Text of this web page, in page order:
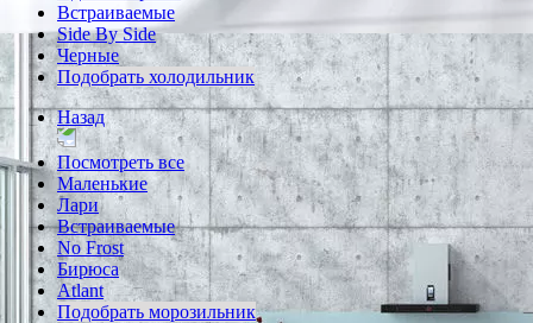
Встраиваемые
Side By Side
Черные
Подобрать холодильник
Назад
Посмотреть все
Маленькие
Лари
Встраиваемые
No Frost
Бирюса
Atlant
Подобрать морозильник